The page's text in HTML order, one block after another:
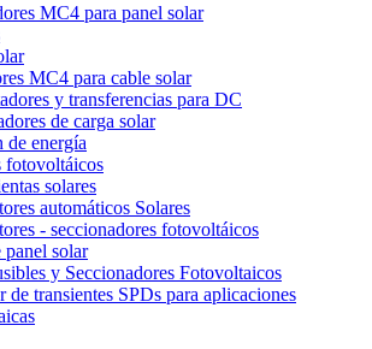
MC4 para panel solar
MC4 para cable solar
y transferencias para DC
de carga solar
de energía
fotovoltáicos
solares
automáticos Solares
- seccionadores fotovoltáicos
solar
y Seccionadores Fotovoltaicos
de transientes SPDs para aplicaciones